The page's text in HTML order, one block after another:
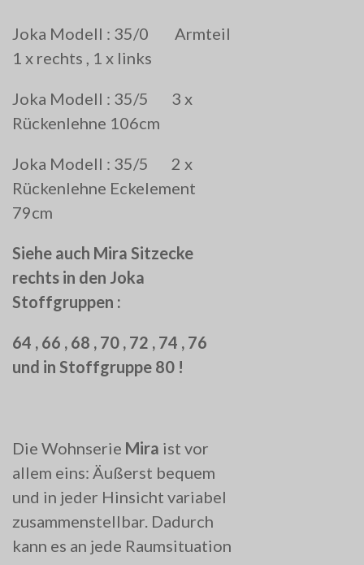
Joka Modell : 35/0 Armteil
1 x rechts , 1 x links
Joka Modell : 35/5 3 x
Rückenlehne 106cm
Joka Modell : 35/5 2 x
Rückenlehne Eckelement
79cm
Siehe auch Mira Sitzecke
rechts in den Joka
Stoffgruppen :
64 , 66 , 68 , 70 , 72 , 74 , 76
und in Stoffgruppe 80 !
Die Wohnserie Mira ist vor
allem eins: Äußerst bequem
und in jeder Hinsicht variabel
zusammenstellbar. Dadurch
kann es an jede Raumsituation